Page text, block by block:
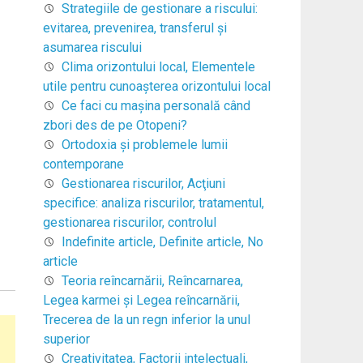
Strategiile de gestionare a riscului:
evitarea, prevenirea, transferul şi
asumarea riscului
Clima orizontului local, Elementele
utile pentru cunoaşterea orizontului local
Ce faci cu mașina personală când
zbori des de pe Otopeni?
Ortodoxia şi problemele lumii
contemporane
Gestionarea riscurilor, Acţiuni
specifice: analiza riscurilor, tratamentul,
gestionarea riscurilor, controlul
Indefinite article, Definite article, No
article
Teoria reîncarnării, Reîncarnarea,
Legea karmei şi Legea reîncarnării,
Trecerea de la un regn inferior la unul
superior
Creativitatea, Factorii intelectuali,